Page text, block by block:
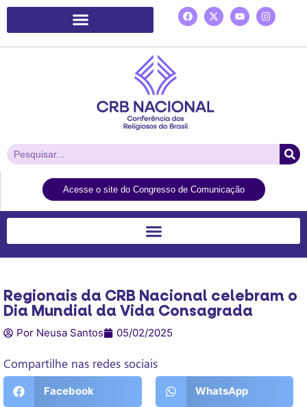
Acesse o site do Congresso de Comunicação
Regionais da CRB Nacional celebram o
Dia Mundial da Vida Consagrada
Por Neusa Santos 05/02/2025
Compartilhe nas redes sociais
Facebook WhatsApp